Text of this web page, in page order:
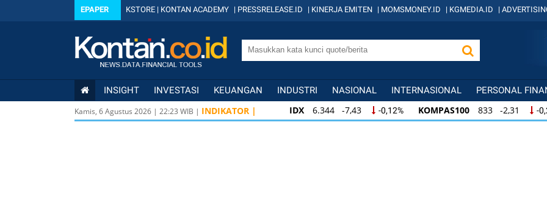
EPAPER KSTORE | KONTAN ACADEMY | PRESSRELEASE.ID | KINERJA EMITEN | MOMSMONEY.ID | KGMEDIA.ID |
INSIGHT INVESTASI KEUANGAN INDUSTRI NASIONAL INTERNASIONAL PERSONAL
Kamis, 6 Agustus 2026 | 22:23 WIB | INDIKATOR | 6.344 -7,43 -0,12% KOMPAS100 833 -2,31 -0,28%
IDX
6.344 -7,43 -0,12% KOMPAS100 833 -2,31 -0,28%